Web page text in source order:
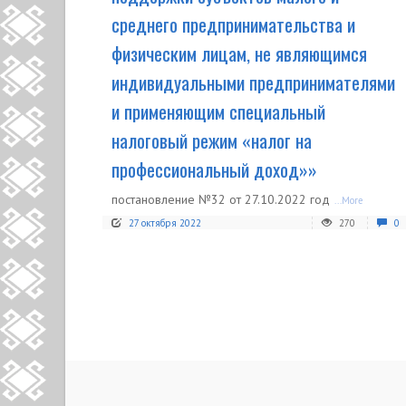
среднего предпринимательства и
физическим лицам, не являющимся
индивидуальными предпринимателями
и применяющим специальный
налоговый режим «налог на
профессиональный доход»»
постановление №32 от 27.10.2022 год ...More
27 октября 2022
270 0